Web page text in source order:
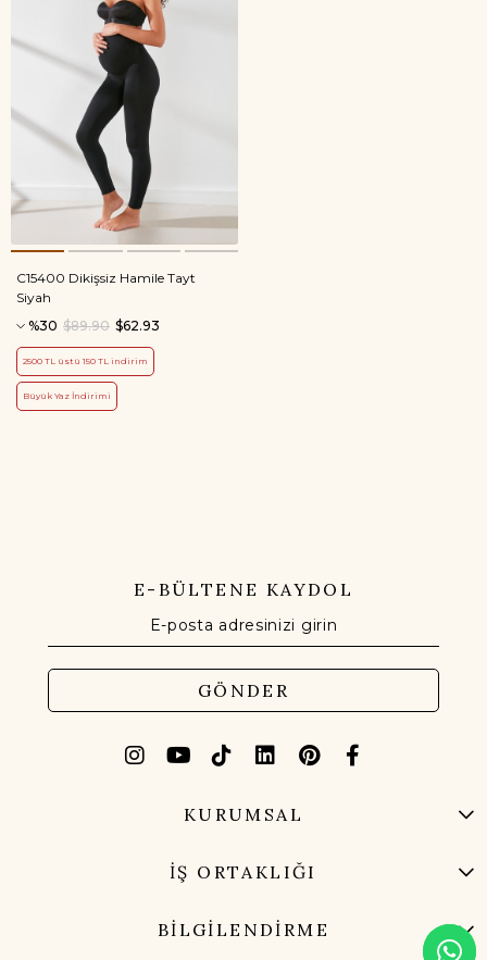
C15400 Dikişsiz Hamile Tayt
Siyah
%30
$62.93
$89.90
2500 TL üstü 150 TL indirim
Büyük Yaz İndirimi
E-BÜLTENE KAYDOL
GÖNDER
KURUMSAL
İŞ ORTAKLIĞI
BİLGİLENDİRME